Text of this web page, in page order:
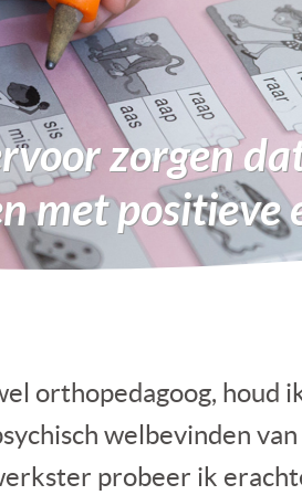
zorgen
met positieve
orthopedagoog, houd
welbevinden
probeer ik